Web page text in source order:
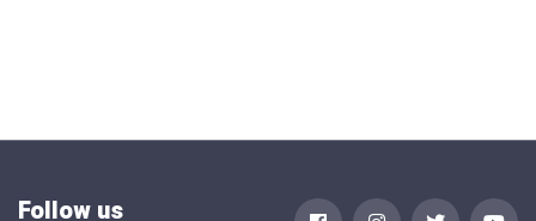
Follow us